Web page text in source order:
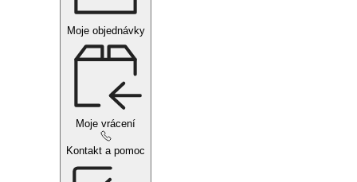
Moje objednávky
Moje vrácení
Kontakt a pomoc